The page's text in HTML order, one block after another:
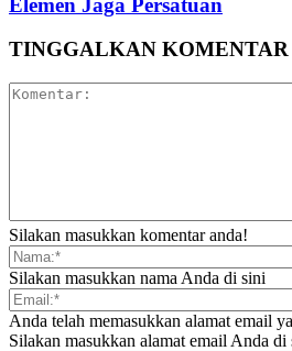
TINGGALKAN KOMENTAR
Silakan masukkan komentar anda!
Silakan masukkan nama Anda di sini
Anda telah memasukkan alamat email
Silakan masukkan alamat email Anda di